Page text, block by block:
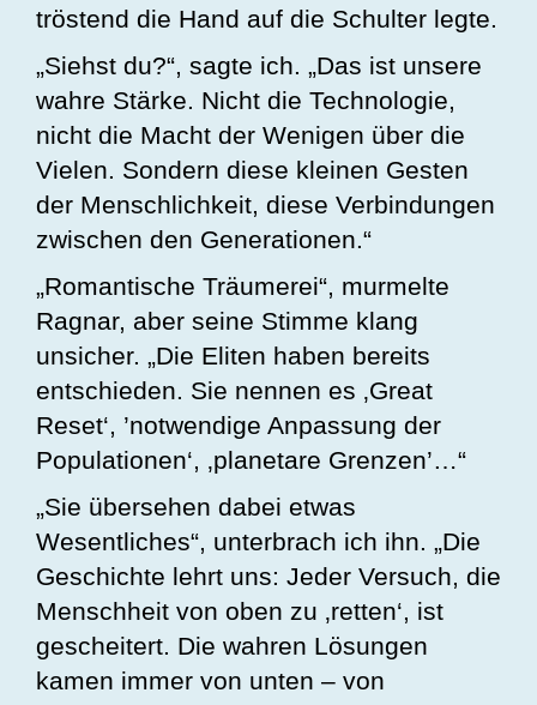
tröstend die Hand auf die Schulter legte.
„Siehst du?“, sagte ich. „Das ist unsere
wahre Stärke. Nicht die Technologie,
nicht die Macht der Wenigen über die
Vielen. Sondern diese kleinen Gesten
der Menschlichkeit, diese Verbindungen
zwischen den Generationen.“
„Romantische Träumerei“, murmelte
Ragnar, aber seine Stimme klang
unsicher. „Die Eliten haben bereits
entschieden. Sie nennen es ‚Great
Reset‘, ’notwendige Anpassung der
Populationen‘, ‚planetare Grenzen’…“
„Sie übersehen dabei etwas
Wesentliches“, unterbrach ich ihn. „Die
Geschichte lehrt uns: Jeder Versuch, die
Menschheit von oben zu ‚retten‘, ist
gescheitert. Die wahren Lösungen
kamen immer von unten – von